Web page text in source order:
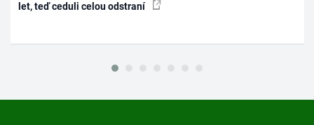
let, teď ceduli celou odstraní